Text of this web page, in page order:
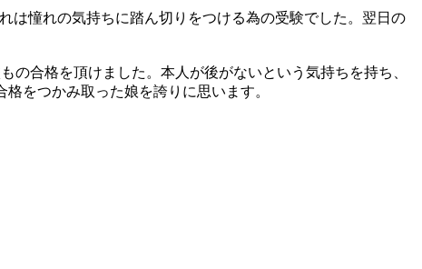
は憧れの気持ちに踏ん切りをつける為の受験でした。翌日の
合格を頂けました。本人が後がないという気持ちを持ち、
をつかみ取った娘を誇りに思います。